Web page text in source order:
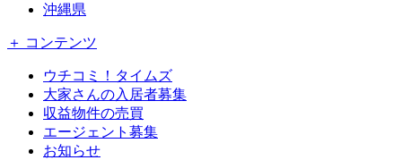
沖縄県
＋ コンテンツ
ウチコミ！タイムズ
大家さんの入居者募集
収益物件の売買
エージェント募集
お知らせ